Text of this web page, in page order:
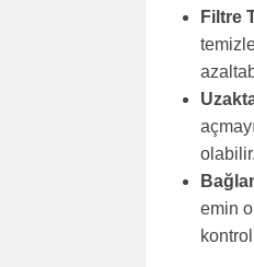
Filtre
olabilir.
emin